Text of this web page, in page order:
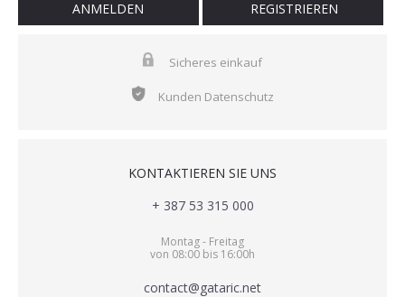
ANMELDEN REGISTRIEREN
Sicheres einkauf
Kunden Datenschutz
KONTAKTIEREN SIE UNS
+ 387 53 315 000
Montag - Freitag
von 08:00 bis 16:00h
contact@gataric.net